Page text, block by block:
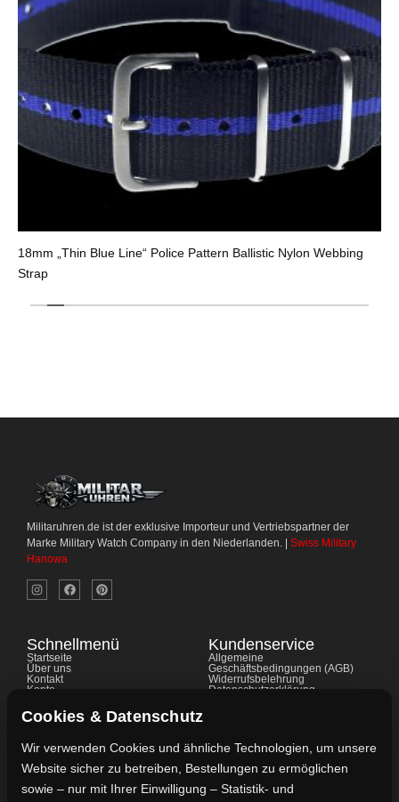
18mm „Thin Blue Line“ Police Pattern Ballistic Nylon Webbing
Strap
Militaruhren.de ist der exklusive Importeur und Vertriebspartner der
Marke Military Watch Company in den Niederlanden. | Swiss Military
Hanowa
Schnellmenü
Startseite
Über uns
Kontakt
Konto
FAQ's
Kundenservice
Allgemeine
Geschäftsbedingungen (AGB)
Widerrufsbelehrung
Datenschutzerklärung
Kontaktdaten
Cookies & Datenschutz
Wir verwenden Cookies und ähnliche Technologien, um unsere
Website sicher zu betreiben, Bestellungen zu ermöglichen
sowie – nur mit Ihrer Einwilligung – Statistik- und